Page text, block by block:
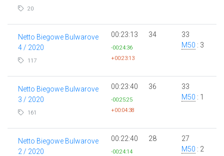
20
Netto Biegowe Bulwarove
4 / 2020
117
00:23:13
-00:24:36
+00:23:13
34
33
M50 : 3
Netto Biegowe Bulwarove
3 / 2020
161
00:23:40
-00:25:25
+00:04:38
36
33
M50 : 1
Netto Biegowe Bulwarove
2 / 2020
00:22:40
-00:24:14
28
27
M50 : 2